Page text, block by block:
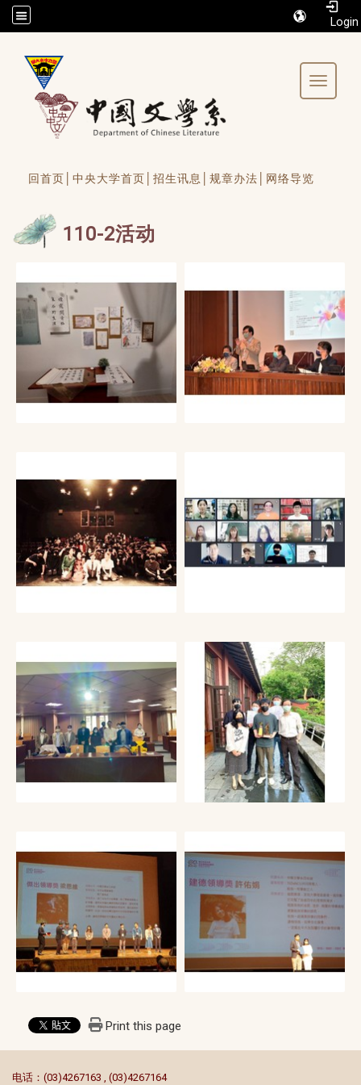
/accesskey"" title="Toolbar">:::
Toggle
回首页│ 中央大学首页│ 招生讯息│ 规章办法│ 网络导览
110-2活动
Print this page
电话：(03)4267163 , (03)4267164